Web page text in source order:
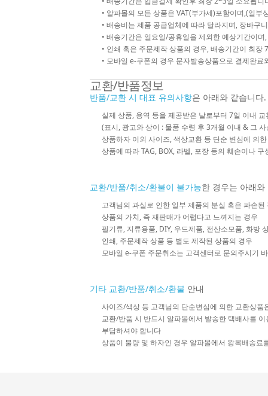
• 알파몰의 모든 상품은 VAT(부가세)포함이며,(일
• 배송비는 제품 공급업체에 따라 달라지며, 장바구
• 배송기간은 일요일/공휴일을 제외한 예상기간이
• 인쇄 혹은 주문제작 상품의 경우, 배송기간이 최장
• 모바일 e-쿠폰의 경우 문자발송상품으로 결제완
교환/반품정보
반품/교환 시 대표 유의사항은 아래와 같습니다.
실제 상품, 용역 등을 제공받은 날로부터 7일 이내
(표시, 광고와 상이 : 물품 수령 후 3개월 이내 & 그
상품하자 이외 사이즈, 색상교환 등 단순 변심에 의
상품에 따라 TAG, BOX, 라벨, 포장 등의 훼손이나
교환/반품/취소/환불이 불가능한 경우는 아래와
고객님의 과실로 인한 일부 제품의 분실 혹은 파손된
상품의 가치, 즉 재판매가 어렵다고 느껴지는 경우
필기류, 지류용품, DIY, 우드제품, 전산소모품, 화방
인쇄, 주문제작 상품 등 별도 제작된 상품의 경우
모바일 e-쿠폰 주문취소는 고객센터로 문의주시기
기타 교환/반품/취소/환불 안내
사이즈/색상 등 고객님의 단순변심에 의한 교환상
교환/반품 시 반드시 알파몰에서 발송한 택배사를
부담하셔야 합니다
상품이 불량 및 하자인 경우 알파몰에서 왕복배송료